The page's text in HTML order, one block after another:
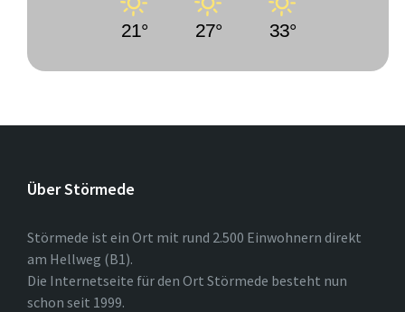
21° 27° 33°
Über Störmede
Störmede ist ein Ort mit rund 2.500 Einwohnern direkt
am Hellweg (B1).
Die Internetseite für den Ort Störmede besteht nun
schon seit 1999.